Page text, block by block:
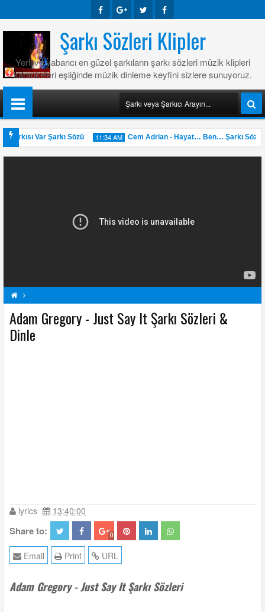
Book
Le-
Plus
R
Book
Şarkı Sözleri Klipler
Yerli ve yabancı en güzel şarkıların şarkı sözleri müzik klipleri
karaokeleri eşliğinde müzik dinleme keyfini sizlere sunuyoruz.
Var Şarkı Sözü 11:34 AM
31 May
2025
Cem Adrian - Hayat… Ben… Şarkı Sözü
A Adam Gregory Şarkı Sözleri Just Say It Şarkı Sözleri Şarkı Sözleri
Adam Gregory - Just Say It Şarkı Sözleri &
Dinle
lyrics 13:40:00
Share to: 0
URL
Print
Email
Adam Gregory - Just Say It Şarkı Sözleri